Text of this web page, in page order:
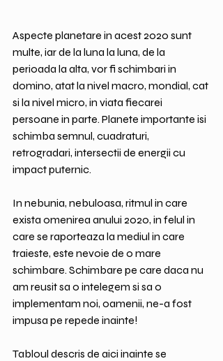
Aspecte planetare in acest 2020 sunt
multe, iar de la luna la luna, de la
perioada la alta, vor fi schimbari in
domino, atat la nivel macro, mondial, cat
si la nivel micro, in viata fiecarei
persoane in parte. Planete importante isi
schimba semnul, cuadraturi,
retrogradari, intersectii de energii cu
impact puternic.
In nebunia, nebuloasa, ritmul in care
exista omenirea anului 2020, in felul in
care se raporteaza la mediul in care
traieste, este nevoie de o mare
schimbare. Schimbare pe care daca nu
am reusit sa o intelegem si sa o
implementam noi, oamenii, ne-a fost
impusa pe repede inainte!
Tabloul descris de aici inainte se